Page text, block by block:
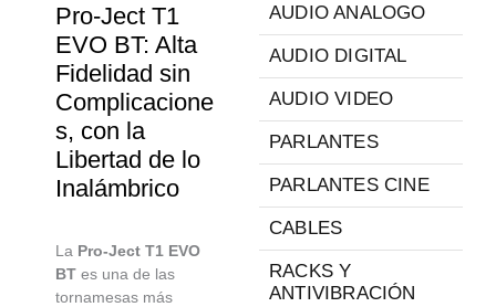
Pro-Ject T1
EVO BT: Alta
Fidelidad sin
Complicacione
s, con la
Libertad de lo
Inalámbrico
La Pro-Ject T1 EVO
BT es una de las
tornamesas más
AUDIO ANALOGO
AUDIO DIGITAL
AUDIO VIDEO
PARLANTES
PARLANTES CINE
CABLES
RACKS Y
ANTIVIBRACIÓN